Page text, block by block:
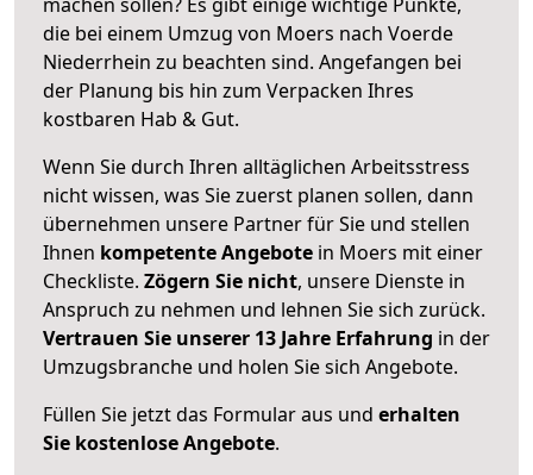
die bei einem Umzug von Moers nach Voerde
Niederrhein zu beachten sind. Angefangen bei
der Planung bis hin zum Verpacken Ihres
kostbaren Hab & Gut.
Wenn Sie durch Ihren alltäglichen Arbeitsstress
nicht wissen, was Sie zuerst planen sollen, dann
übernehmen unsere Partner für Sie und stellen
Ihnen kompetente Angebote in Moers mit einer
Checkliste. Zögern Sie nicht, unsere Dienste in
Anspruch zu nehmen und lehnen Sie sich zurück.
Vertrauen Sie unserer 13 Jahre Erfahrung in der
Umzugsbranche und holen Sie sich Angebote.
Füllen Sie jetzt das Formular aus und erhalten
Sie kostenlose Angebote.